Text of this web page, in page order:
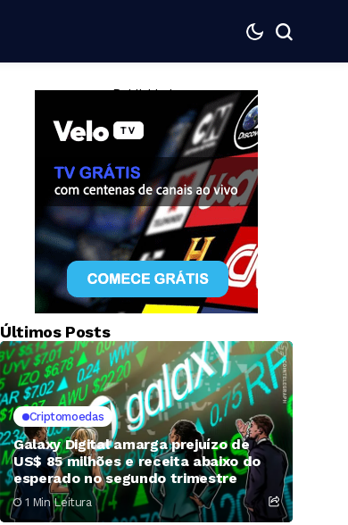
— Publicidade —
Últimos Posts
Criptomoedas
Galaxy Digital amarga prejuízo de
US$ 85 milhões e receita abaixo do
esperado no segundo trimestre
1 Min Leitura